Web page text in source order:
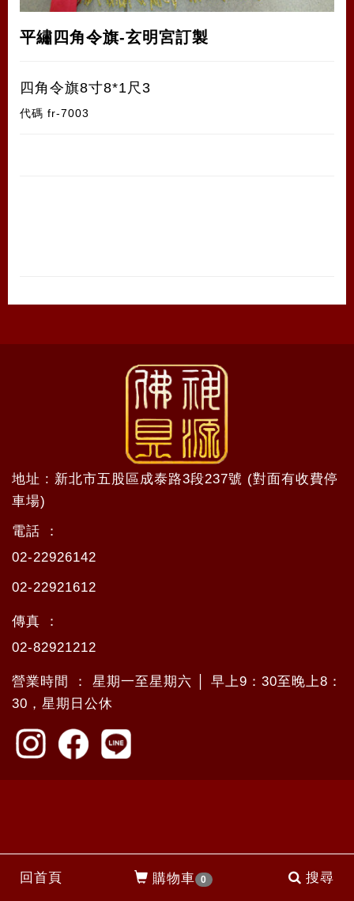
回首頁 購物車 0 搜尋
平繡四角令旗-玄明宮訂製
四角令旗8寸8*1尺3
代碼 fr-7003
地址 : 新北市五股區成泰路3段237號 (對面有收費停
車場)
電話 ：
02-22926142
02-22921612
傳真 ：
02-82921212
營業時間 ： 星期一至星期六 │ 早上9：30至晚上8：
30，星期日公休